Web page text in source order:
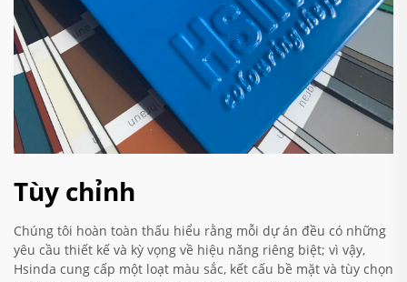
Tùy chỉnh
Chúng tôi hoàn toàn thấu hiểu rằng mỗi dự án đều có những
yêu cầu thiết kế và kỳ vọng về hiệu năng riêng biệt; vì vậy,
Hsinda cung cấp một loạt màu sắc, kết cấu bề mặt và tùy chọn